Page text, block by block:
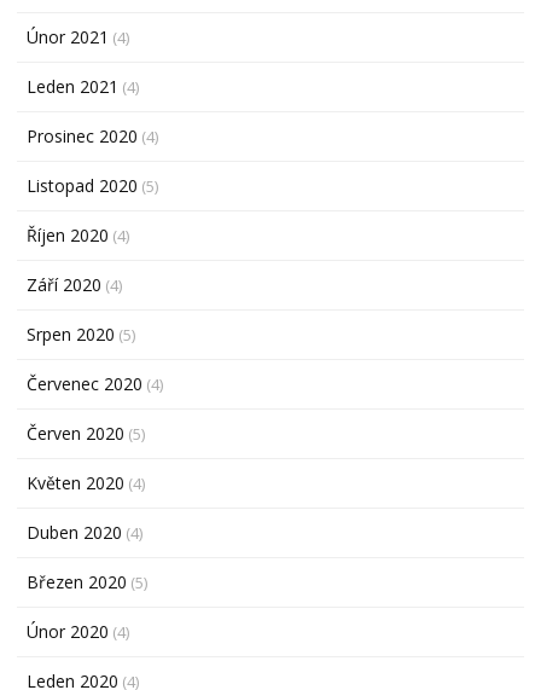
Únor 2021 (4)
Leden 2021 (4)
Prosinec 2020 (4)
Listopad 2020 (5)
Říjen 2020 (4)
Září 2020 (4)
Srpen 2020 (5)
Červenec 2020 (4)
Červen 2020 (5)
Květen 2020 (4)
Duben 2020 (4)
Březen 2020 (5)
Únor 2020 (4)
Leden 2020 (4)